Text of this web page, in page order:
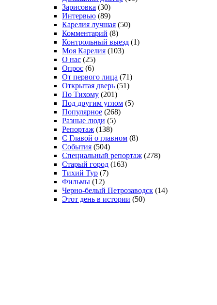
Зарисовка (30)
Интервью (89)
Карелия лучшая (50)
Комментарий (8)
Контрольный выезд (1)
Моя Карелия (103)
О нас (25)
Опрос (6)
От первого лица (71)
Открытая дверь (51)
По Тихому (201)
Под другим углом (5)
Популярное (268)
Разные люди (5)
Репортаж (138)
С Главой о главном (8)
События (504)
Специальный репортаж (278)
Старый город (163)
Тихий Тур (7)
Фильмы (12)
Черно-белый Петрозаводск (14)
Этот день в истории (50)